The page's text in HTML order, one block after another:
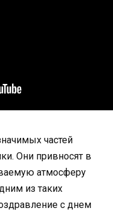
частей
Они привносят в
атмосферу
из таких
с днем